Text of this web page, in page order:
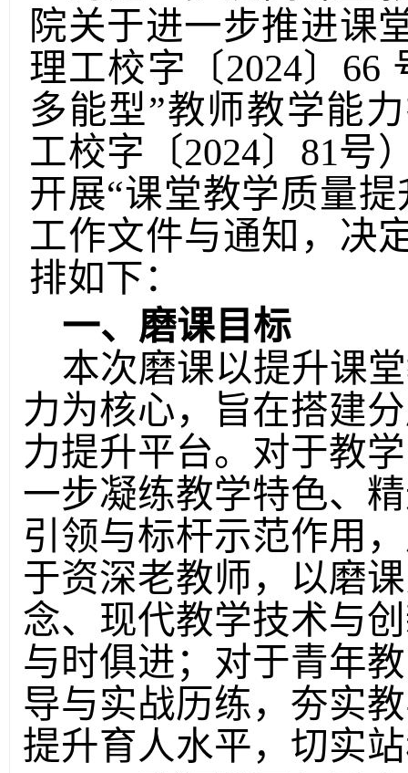
院关于进一步推进课
理工校字〔2024〕66
多能型”教师教学能
工校字〔2024〕81号
开展“课堂教学质量
工作文件与通知，决
排如下：
一、磨课目标
本次磨课以提升课
力为核心，旨在搭建
力提升平台。对于教
一步凝练教学特色、
引领与标杆示范作用
于资深老教师，以磨
念、现代教学技术与
与时俱进；对于青年
导与实战历练，夯实
提升育人水平，切实